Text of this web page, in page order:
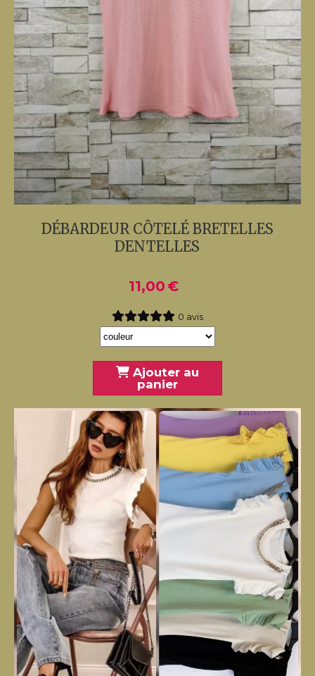
DÉBARDEUR CÔTELÉ BRETELLES
DENTELLES
11,00 €
0 avis
Ajouter au
panier